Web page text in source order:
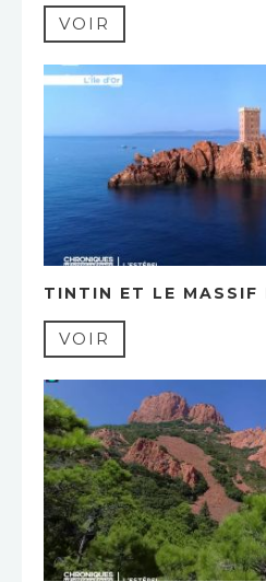
VOIR
TINTIN ET LE MASSIF
VOIR